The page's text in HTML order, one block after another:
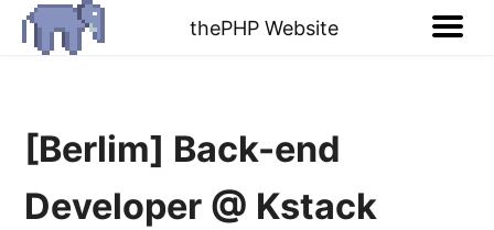
thePHP Website
[Berlim] Back-end
Developer @ Kstack